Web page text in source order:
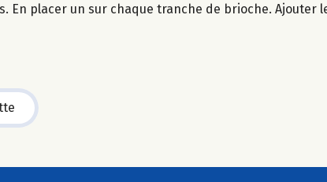
En placer un sur chaque tranche de brioche. Ajouter